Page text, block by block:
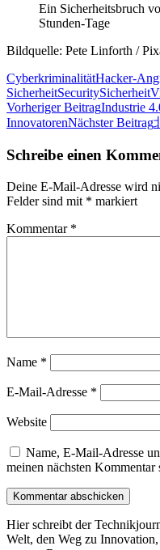
Ein Sicherheitsbruch
Stunden-Tage
Bildquelle: Pete Linforth /
CyberkriminalitätHacker-
SicherheitSecuritySicherheit
Vorheriger BeitragIndustrie
InnovatorenNächster Beitrag
Schreibe einen
Deine E-Mail-Adresse wird
Felder sind mit * markiert
Kommentar *
Name *
E-Mail-Adresse *
Website
Name, E-Mail-Adresse
meinen nächsten Kommentar
Hier schreibt der
Welt, den Weg zu